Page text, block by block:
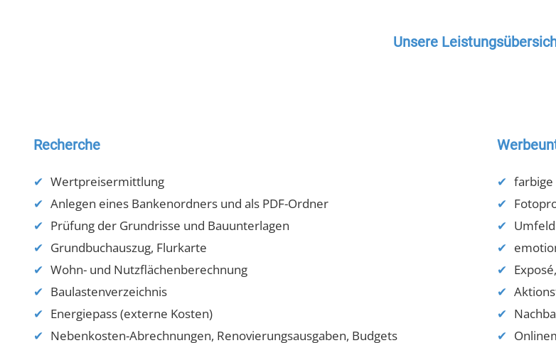
Unsere
Recherche
Wertpreisermittlung
Anlegen eines Bankenordners und als PDF-Ordner
Prüfung der Grundrisse und Bauunterlagen
Grundbuchauszug, Flurkarte
Wohn- und Nutzflächenberechnung
Baulastenverzeichnis
Energiepass (externe Kosten)
Nebenkosten-Abrechnungen, Renovierungsausgaben, Budgets
farbige